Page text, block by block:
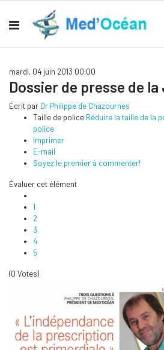
mardi, 04 juin 2013 00:00
Dossier de presse de la
Écrit par Dr Philippe de Chazournes
Taille de police Réduire la taille de la
police
Imprimer
E-mail
Soyez le premier à commenter!
Évaluer cet élément
1
2
3
4
5
(0 Votes)